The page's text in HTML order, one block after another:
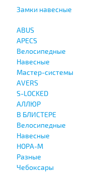
Замки навесные
ABUS
APECS
Велосипедные
Навесные
Мастер-системы
AVERS
S-LOCKED
АЛЛЮР
В БЛИСТЕРЕ
Велосипедные
Навесные
НОРА-М
Разные
Чебоксары